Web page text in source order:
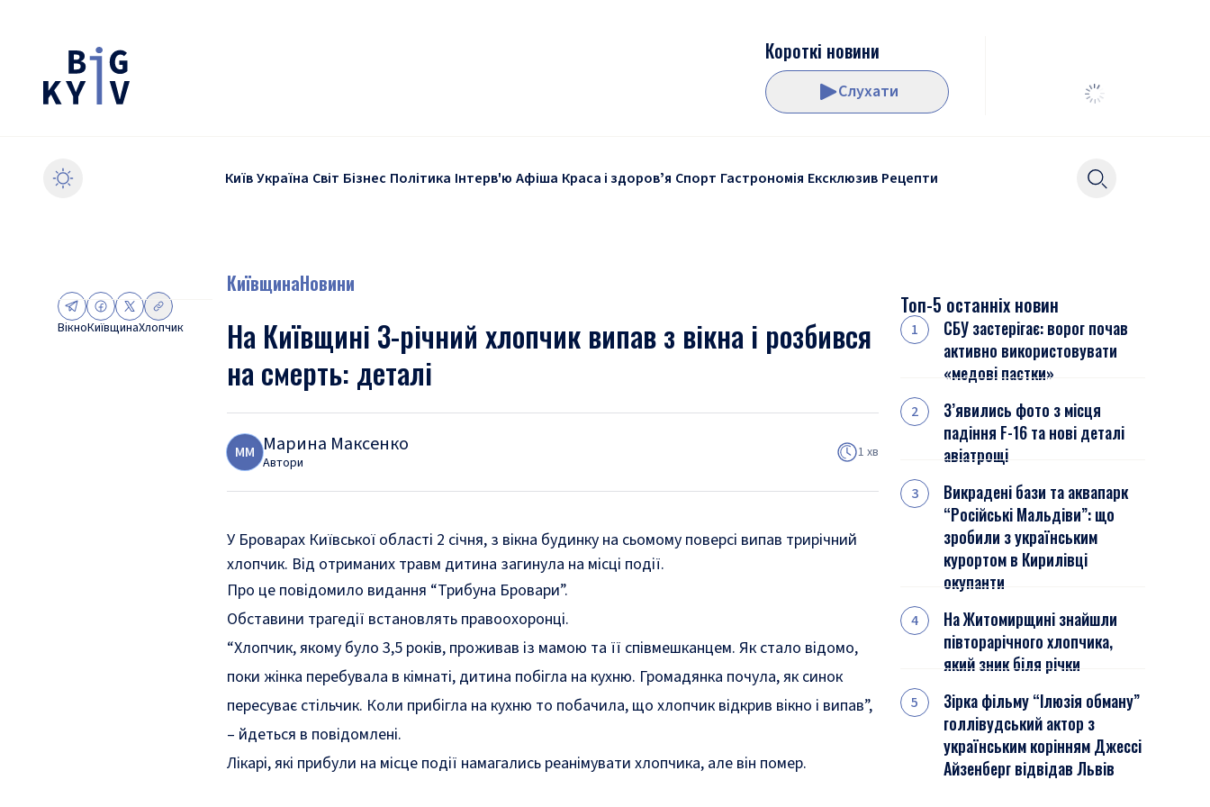
Короткі новини
Слухати
КиївУкраїна Світ Бізнес Політика Інтерв'ю Афіша Краса і здоровʼя Спорт Гастрономія Ексклюзив Рецепти
ВікноКиївщинаХлопчик
КиївщинаНовини
На Київщині 3-річний хлопчик випав з вікна і розбився
на смерть: деталі
ММ Марина Максенко
Автори
1 хв
У Броварах Київської області 2 січня, з вікна будинку на сьомому поверсі випав трирічний
хлопчик. Від отриманих травм дитина загинула на місці події.
Про це повідомило видання “Трибуна Бровари”.
Обставини трагедії встановлять правоохоронці.
“Хлопчик, якому було 3,5 років, проживав із мамою та її співмешканцем. Як стало відомо,
поки жінка перебувала в кімнаті, дитина побігла на кухню. Громадянка почула, як синок
пересуває стільчик. Коли прибігла на кухню то побачила, що хлопчик відкрив вікно і випав”,
– йдеться в повідомлені.
Лікарі, які прибули на місце події намагались реанімувати хлопчика, але він помер.
Топ-5 останніх новин
СБУ застерігає: ворог почав
активно використовувати
«медові пастки»
З’явились фото з місця
падіння F-16 та нові деталі
авіатрощі
Викрадені бази та аквапарк
“Російські Мальдіви”: що
зробили з українським
курортом в Кирилівці
окупанти
На Житомирщині знайшли
півторарічного хлопчика,
який зник біля річки
Зірка фільму “Ілюзія обману”
голлівудський актор з
українським корінням Джессі
Айзенберг відвідав Львів